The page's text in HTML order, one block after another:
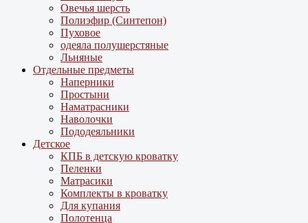
Овечья шерсть
Полиэфир (Синтепон)
Пуховое
одеяла полушерстяные
Льняные
Отдельные предметы
Наперники
Простыни
Наматрасники
Наволочки
Пододеяльники
Детское
КПБ в детскую кроватку
Пеленки
Матрасики
Комплекты в кроватку
Для купания
Полотенца